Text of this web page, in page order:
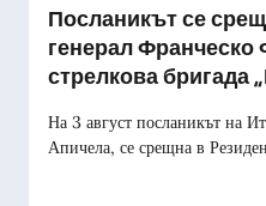
Посланикът се
генерал
стрелкова бригада
На 3 август посланикът на
Апичела, се срещна в